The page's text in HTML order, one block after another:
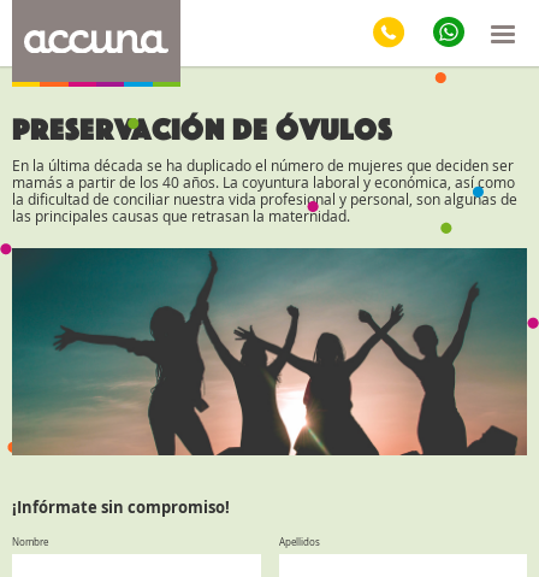
Preservación de óvulos
En la última década se ha duplicado el número de mujeres que deciden ser
mamás a partir de los 40 años. La coyuntura laboral y económica, así como
la dificultad de conciliar nuestra vida profesional y personal, son algunas de
las principales causas que retrasan la maternidad.
¡Infórmate sin compromiso!
Nombre Apellidos